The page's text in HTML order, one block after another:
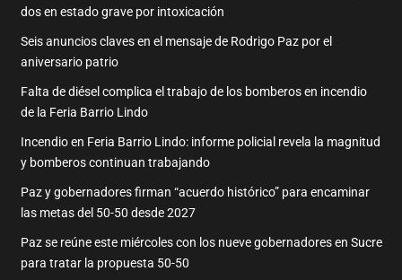
dos en estado grave por intoxicación
Seis anuncios claves en el mensaje de Rodrigo Paz por el
aniversario patrio
Falta de diésel complica el trabajo de los bomberos en incendio
de la Feria Barrio Lindo
Incendio en Feria Barrio Lindo: informe policial revela la magnitud
y bomberos continuan trabajando
Paz y gobernadores firman “acuerdo histórico” para encaminar
las metas del 50-50 desde 2027
Paz se reúne este miércoles con los nueve gobernadores en Sucre
para tratar la propuesta 50-50